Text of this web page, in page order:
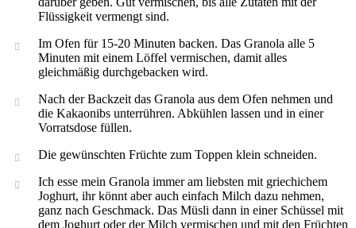
Flüssigkeit vermengt sind.
Im Ofen für 15-20 Minuten backen. Das Granola alle 5
Minuten mit einem Löffel vermischen, damit alles
gleichmäßig durchgebacken wird.
Nach der Backzeit das Granola aus dem Ofen nehmen und
die Kakaonibs unterrühren. Abkühlen lassen und in einer
Vorratsdose füllen.
Die gewünschten Früchte zum Toppen klein schneiden.
Ich esse mein Granola immer am liebsten mit griechichem
Joghurt, ihr könnt aber auch einfach Milch dazu nehmen,
ganz nach Geschmack. Das Müsli dann in einer Schüssel mit
dem Joghurt oder der Milch vermischen und mit den Früchten